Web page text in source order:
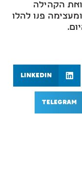
הקהילה
פנו להלו
LinkedIn
Telegram